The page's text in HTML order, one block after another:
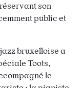
son
public et
bruxelloise a
Toots,
le